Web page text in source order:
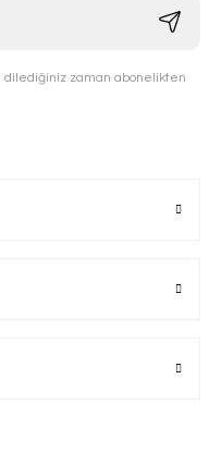
Sürahi
dilediğiniz zaman abonelikten